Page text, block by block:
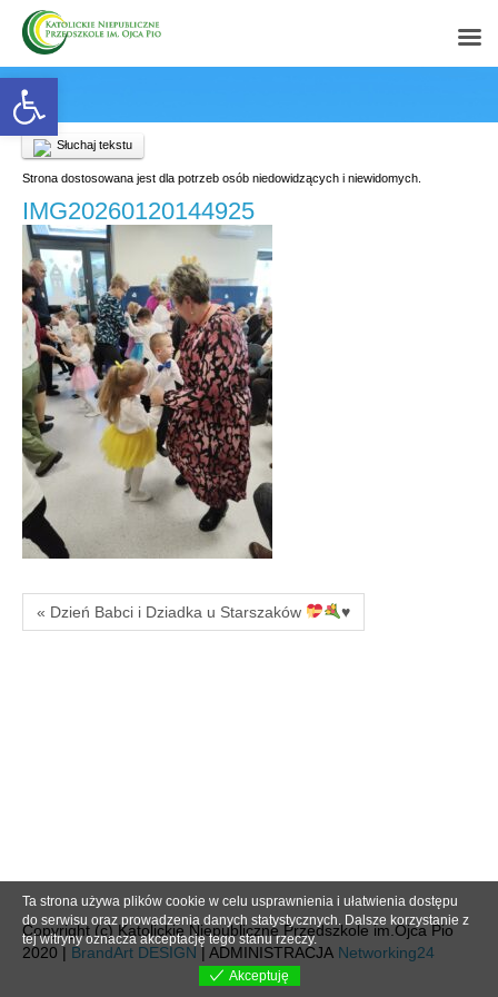
Open toolbar
Słuchaj tekstu
Strona dostosowana jest dla potrzeb osób niedowidzących i niewidomych.
IMG20260120144925
« Dzień Babci i Dziadka u Starszaków ♥️
Copyright (c) Katolickie Niepubliczne Przedszkole im.Ojca Pio
2020 | BrandArt DESIGN | ADMINISTRACJA Networking24
Ta strona używa plików cookie w celu usprawnienia i ułatwienia dostępu
do serwisu oraz prowadzenia danych statystycznych. Dalsze korzystanie z
tej witryny oznacza akceptację tego stanu rzeczy.
Akceptuję